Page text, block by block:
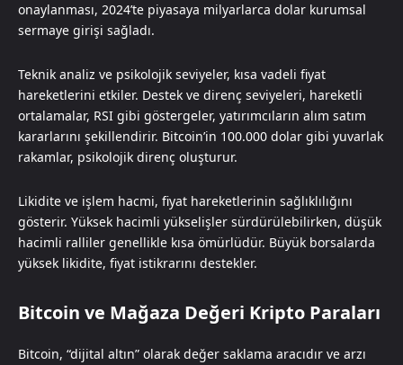
onaylanması, 2024’te piyasaya milyarlarca dolar kurumsal
sermaye girişi sağladı.
Teknik analiz ve psikolojik seviyeler, kısa vadeli fiyat
hareketlerini etkiler. Destek ve direnç seviyeleri, hareketli
ortalamalar, RSI gibi göstergeler, yatırımcıların alım satım
kararlarını şekillendirir. Bitcoin’in 100.000 dolar gibi yuvarlak
rakamlar, psikolojik direnç oluşturur.
Likidite ve işlem hacmi, fiyat hareketlerinin sağlıklılığını
gösterir. Yüksek hacimli yükselişler sürdürülebilirken, düşük
hacimli ralliler genellikle kısa ömürlüdür. Büyük borsalarda
yüksek likidite, fiyat istikrarını destekler.
Bitcoin ve Mağaza Değeri Kripto Paraları
Bitcoin, “dijital altın” olarak değer saklama aracıdır ve arzı